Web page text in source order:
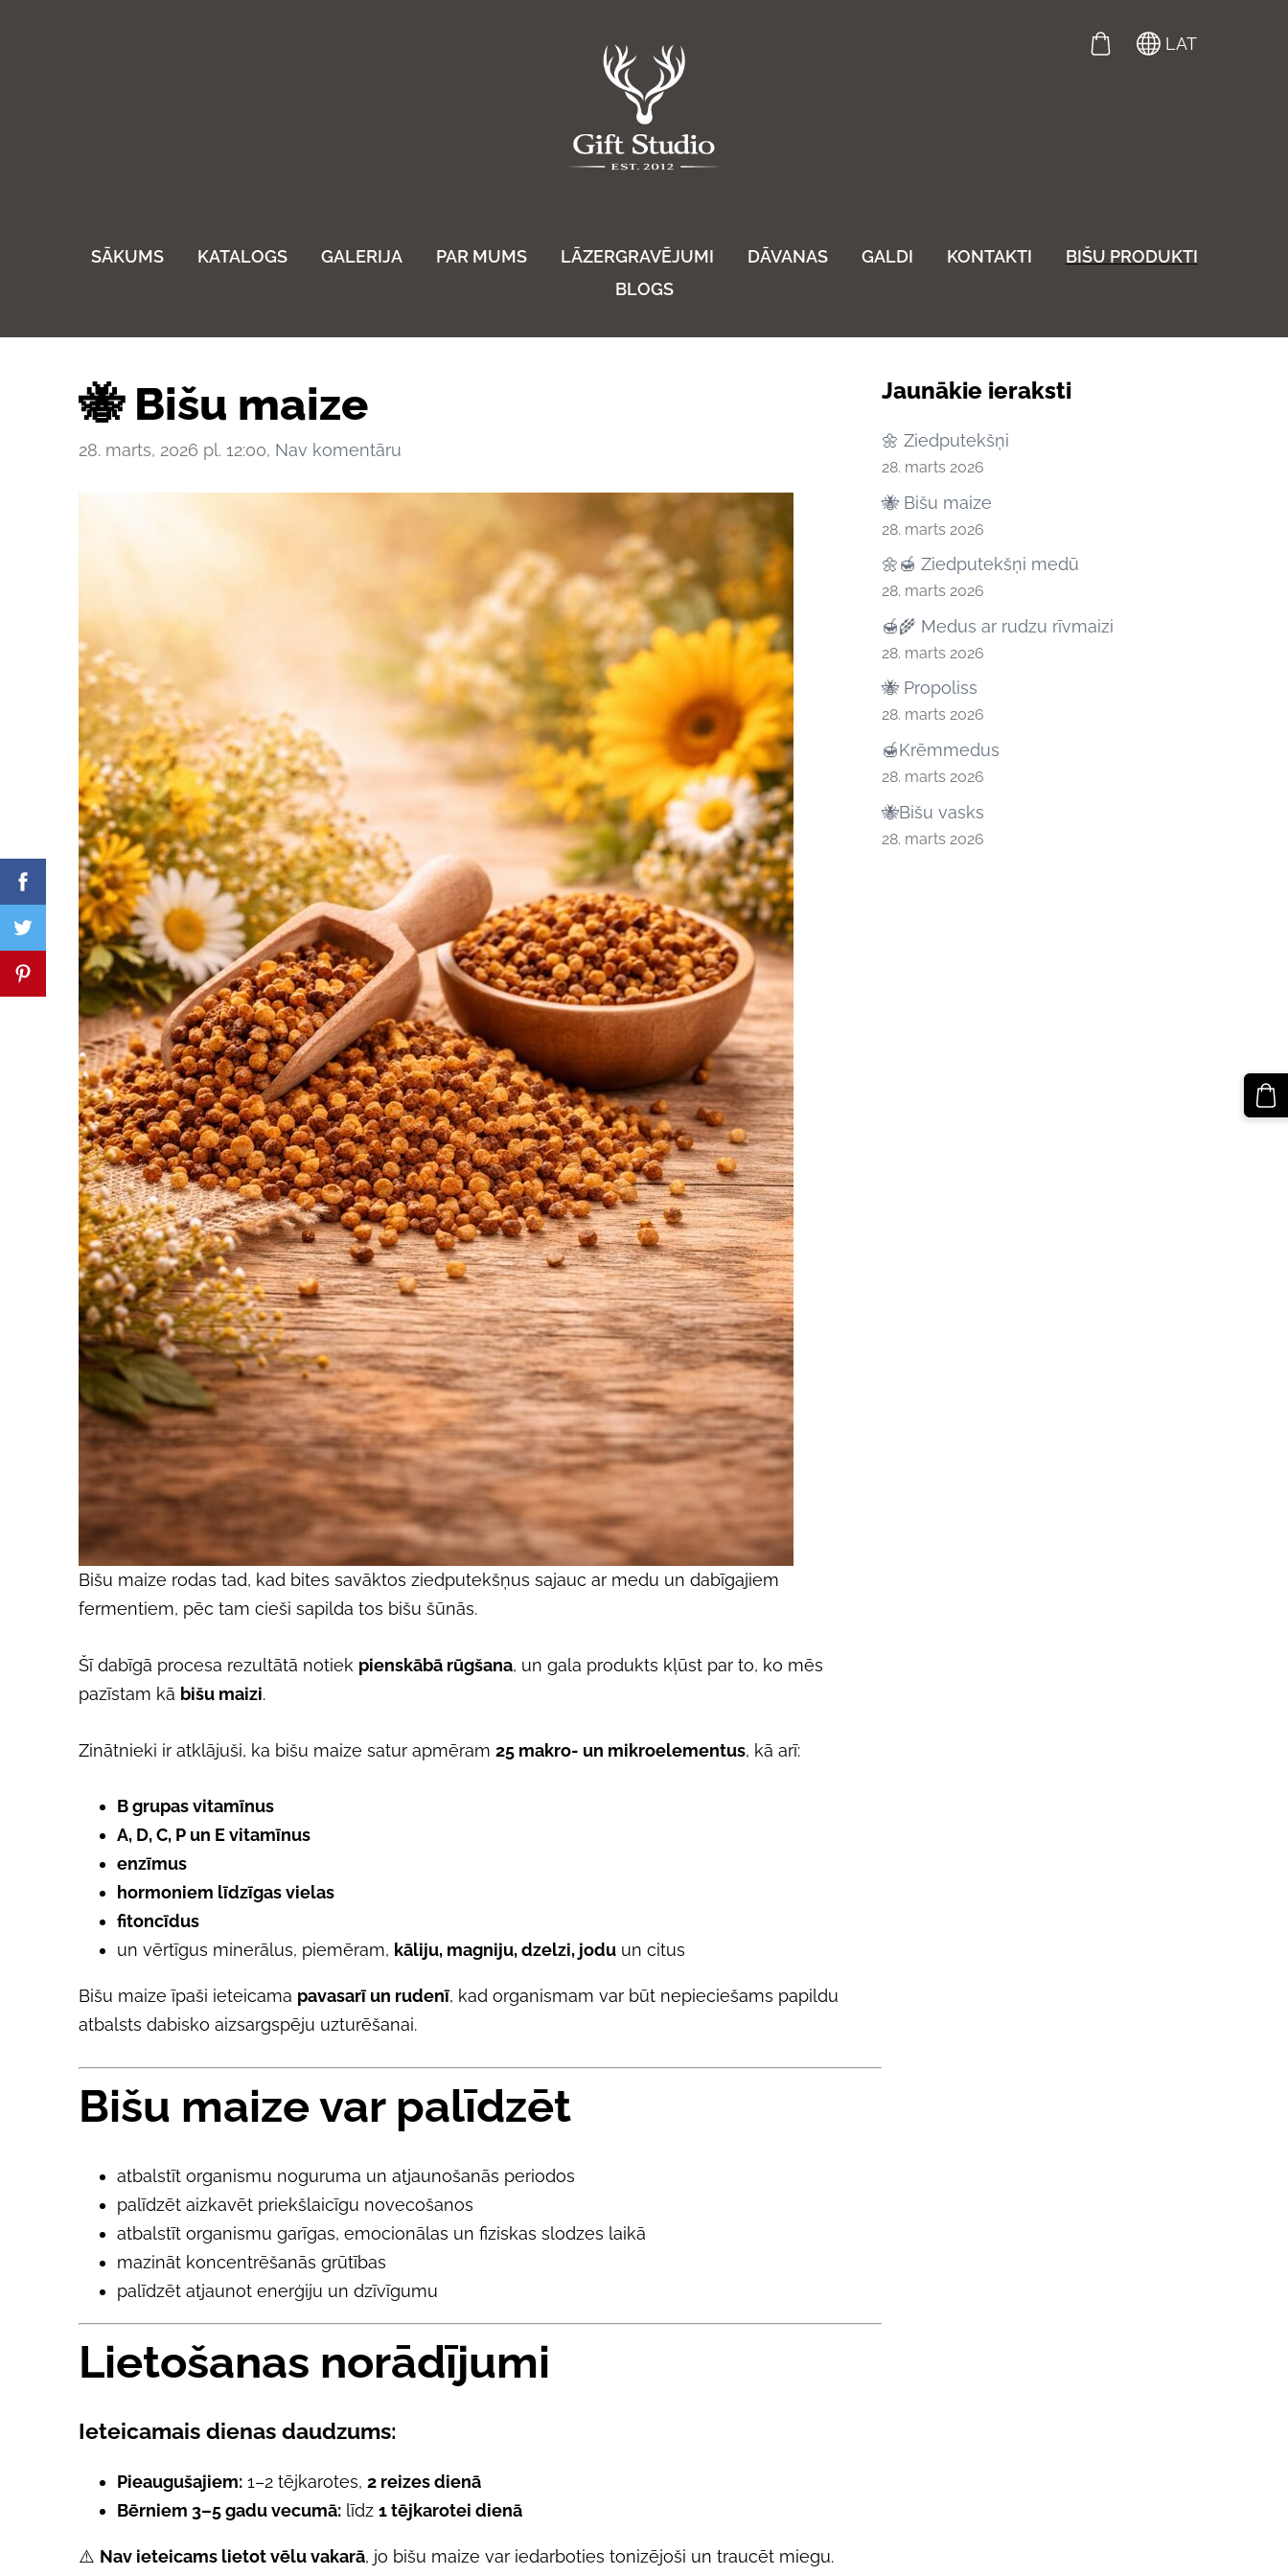
SĀKUMS KATALOGS GALERIJA PAR MUMS LĀZERGRAVĒJUMI DĀVANAS GALDI KONTAKTI
BIŠU PRODUKTI
BLOGS
LAT
Jaunākie ieraksti
🌼 Ziedputekšņi
28. marts 2026
🐝 Bišu maize
28. marts 2026
🌼🍯 Ziedputekšņi medū
28. marts 2026
🍯🌾 Medus ar rudzu rīvmaizi
28. marts 2026
🐝 Propoliss
28. marts 2026
🍯Krēmmedus
28. marts 2026
🐝Bišu vasks
28. marts 2026
🐝 Bišu maize
28. marts, 2026 pl. 12:00, Nav komentāru
Bišu maize rodas tad, kad bites savāktos ziedputekšņus sajauc ar medu un dabīgajiem
fermentiem, pēc tam cieši sapilda tos bišu šūnās.
Šī dabīgā procesa rezultātā notiek pienskābā rūgšana, un gala produkts kļūst par to, ko mēs
pazīstam kā bišu maizi.
Zinātnieki ir atklājuši, ka bišu maize satur apmēram 25 makro- un mikroelementus, kā arī:
B grupas vitamīnus
A, D, C, P un E vitamīnus
enzīmus
hormoniem līdzīgas vielas
fitoncīdus
un vērtīgus minerālus, piemēram, kāliju, magniju, dzelzi, jodu un citus
Bišu maize īpaši ieteicama pavasarī un rudenī, kad organismam var būt nepieciešams papildu
atbalsts dabisko aizsargspēju uzturēšanai.
Bišu maize var palīdzēt
atbalstīt organismu noguruma un atjaunošanās periodos
palīdzēt aizkavēt priekšlaicīgu novecošanos
atbalstīt organismu garīgas, emocionālas un fiziskas slodzes laikā
mazināt koncentrēšanās grūtības
palīdzēt atjaunot enerģiju un dzīvīgumu
Lietošanas norādījumi
Ieteicamais dienas daudzums:
Pieaugušajiem: 1–2 tējkarotes, 2 reizes dienā
Bērniem 3–5 gadu vecumā: līdz 1 tējkarotei dienā
⚠️ Nav ieteicams lietot vēlu vakarā, jo bišu maize var iedarboties tonizējoši un traucēt miegu.